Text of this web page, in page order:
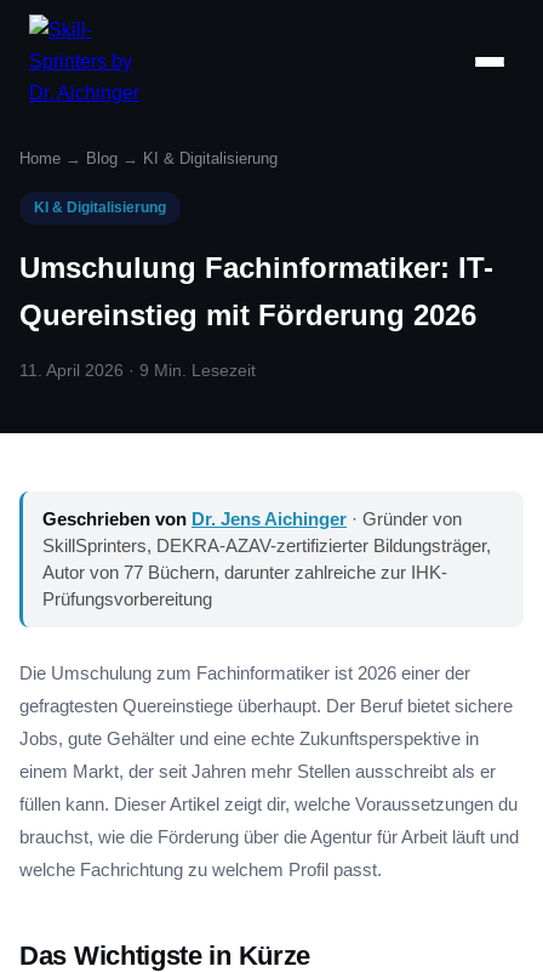
Home → Blog → KI & Digitalisierung
KI & Digitalisierung
Umschulung Fachinformatiker: IT-
Quereinstieg mit Förderung 2026
11. April 2026 · 9 Min. Lesezeit
Geschrieben von Dr. Jens Aichinger · Gründer von
SkillSprinters, DEKRA-AZAV-zertifizierter Bildungsträger,
Autor von 77 Büchern, darunter zahlreiche zur IHK-
Prüfungsvorbereitung
Die Umschulung zum Fachinformatiker ist 2026 einer der
gefragtesten Quereinstiege überhaupt. Der Beruf bietet sichere
Jobs, gute Gehälter und eine echte Zukunftsperspektive in
einem Markt, der seit Jahren mehr Stellen ausschreibt als er
füllen kann. Dieser Artikel zeigt dir, welche Voraussetzungen du
brauchst, wie die Förderung über die Agentur für Arbeit läuft und
welche Fachrichtung zu welchem Profil passt.
Das Wichtigste in Kürze